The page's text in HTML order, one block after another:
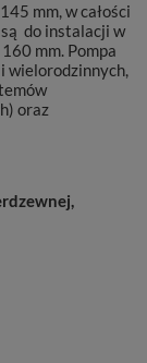
mm, w całości
do instalacji w
mm. Pompa
wielorodzinnych,
oraz